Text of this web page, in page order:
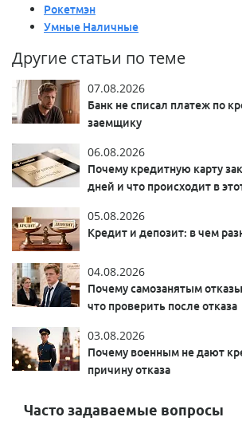
Рокетмэн
Умные Наличные
Другие статьи по теме
07.08.2026
Банк не списал платеж по
заемщику
06.08.2026
Почему кредитную карту
дней и что происходит в
05.08.2026
Кредит и депозит: в чем
04.08.2026
Почему самозанятым
что проверить после отказа
03.08.2026
Почему военным не дают
причину отказа
Часто задаваемые вопросы